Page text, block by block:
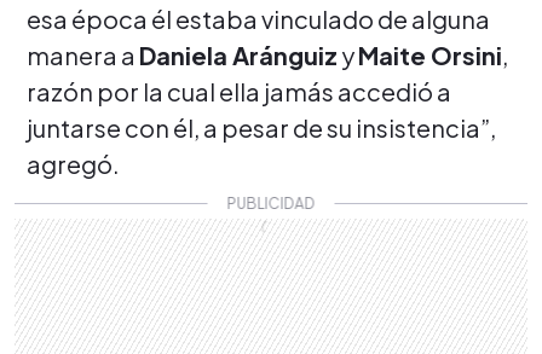
esa época él estaba vinculado de alguna
manera a Daniela Aránguiz yMaite Orsini,
razón por la cual ella jamás accedió a
juntarse con él, a pesar de su insistencia”,
agregó.